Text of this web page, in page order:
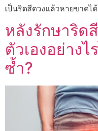
เป็นริดสีดวงแล้วหายขาด
หลังรักษาริด
ตัวเองอย่าง
ซ้ำ?